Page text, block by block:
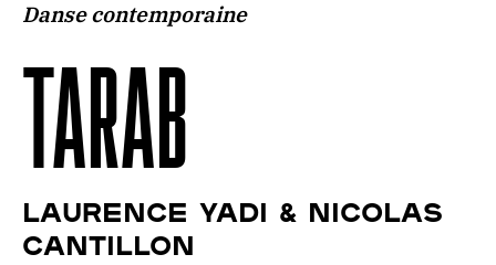
Danse contemporaine
TARAB
Laurence Yadi & Nicolas
Cantillon